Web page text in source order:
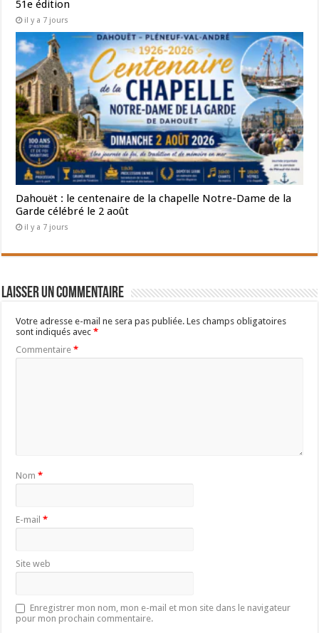
51e édition
il y a 7 jours
Dahouët : le centenaire de la chapelle Notre-Dame de la
Garde célébré le 2 août
il y a 7 jours
Laisser un commentaire
Votre adresse e-mail ne sera pas publiée. Les champs obligatoires
sont indiqués avec*
Commentaire*
Nom*
E-mail*
Site web
Enregistrer mon nom, mon e-mail et mon site dans le navigateur
pour mon prochain commentaire.